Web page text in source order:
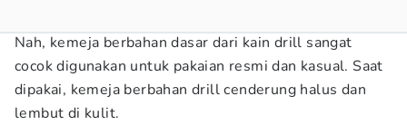
Nah, kemeja berbahan dasar dari kain drill sangat
cocok digunakan untuk pakaian resmi dan kasual. Saat
dipakai, kemeja berbahan drill cenderung halus dan
lembut di kulit.